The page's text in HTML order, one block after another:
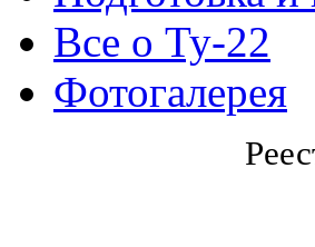
Все о Ту-22
Фотогалерея